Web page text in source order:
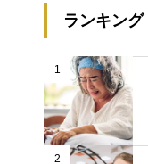
ランキング
1
2